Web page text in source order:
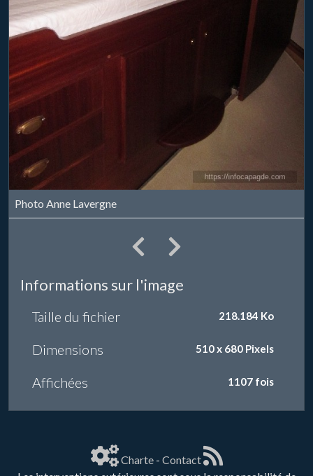
Photo Anne Lavergne
Informations sur l'image
Taille du fichier 218.184 Ko
Dimensions 510 x 680 Pixels
Affichées 1107 fois
Charte- Contact